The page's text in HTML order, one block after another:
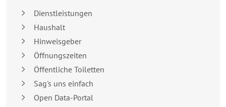
Dienstleistungen
Haushalt
Hinweisgeber
Öffnungszeiten
Öffentliche Toiletten
Sag's uns einfach
Open Data-Portal